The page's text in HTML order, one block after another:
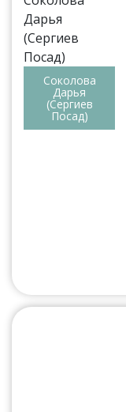
Соколова
Дарья
(Сергиев
Посад)